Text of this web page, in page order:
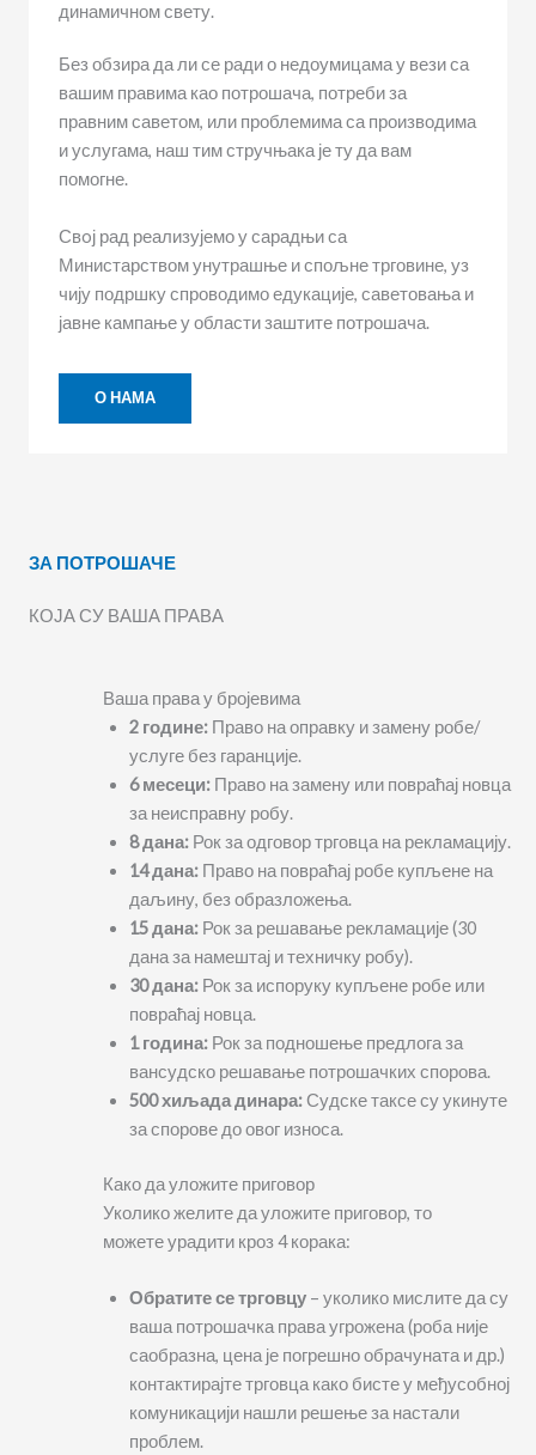
динамичном свету.
Без обзира да ли се ради о недоумицама у вези са
вашим правима као потрошача, потреби за
правним саветом, или проблемима са производима
и услугама, наш тим стручњака је ту да вам
помогне.
Свoј рад реализујемо у сарадњи са
Министарством унутрашње и спољне трговине, уз
чију подршку спроводимо едукације, саветовања и
јавне кампање у области заштите потрошача.
О НАМА
ЗА ПОТРОШАЧЕ
КОЈА СУ ВАША ПРАВА
Ваша права у бројевима
2 године:Право на оправку и замену робе/
услуге без гаранције.
6 месеци:Право на замену или повраћај новца
за неисправну робу.
8 дана:Рок за одговор трговца на рекламацију.
14 дана:Право на повраћај робе купљене на
даљину, без образложења.
15 дана:Рок за решавање рекламације (30
дана за намештај и техничку робу).
30 дана:Рок за испоруку купљене робе или
повраћај новца.
1 година:Рок за подношење предлога за
вансудско решавање потрошачких спорова.
500 хиљада динара:Судске таксе су укинуте
за спорове до овог износа.
Како да уложите приговор
Уколико желите да уложите приговор, то
можете урадити кроз 4 корака:
Обратите се трговцу– уколико мислите да су
ваша потрошачка права угрожена (роба није
саобразна, цена је погрешно обрачуната и др.)
контактирајте трговца како бисте у међусобној
комуникацији нашли решење за настали
проблем.